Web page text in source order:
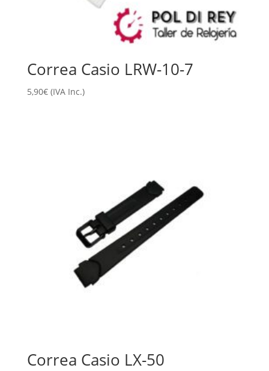
Correa Casio LRW-10-7
5,90€ (IVA Inc.)
Correa Casio LX-50